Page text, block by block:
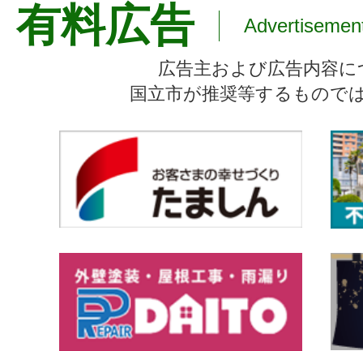
有料広告
広告主および広告内容
国立市が推奨等するもので